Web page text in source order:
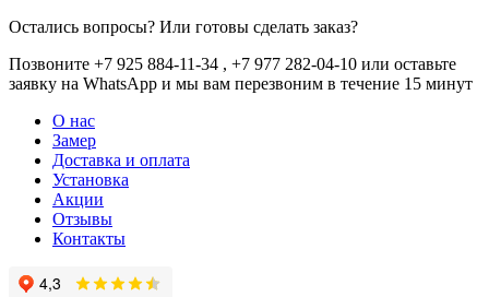
Остались вопросы? Или готовы сделать заказ?
Позвоните +7 925 884-11-34 , +7 977 282-04-10 или оставьте
заявку на WhatsApp и мы вам перезвоним в течение 15 минут
О нас
Замер
Доставка и оплата
Установка
Акции
Отзывы
Контакты